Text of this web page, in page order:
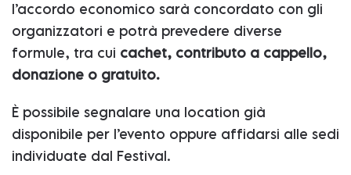
l’accordo economico sarà concordato con gli
organizzatori e potrà prevedere diverse
formule, tra cui cachet, contributo a cappello,
donazione o gratuito.
È possibile segnalare una location già
disponibile per l’evento oppure affidarsi alle sedi
individuate dal Festival.